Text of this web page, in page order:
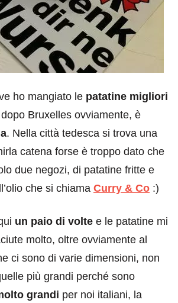
ho mangiato le patatine migliori
Bruxelles ovviamente, è
. Nella città tedesca si trova una
catena forse è troppo dato che
due negozi, di patatine fritte e
che si chiama Curry & Co :)
un paio di volte e le patatine mi
molto, oltre ovviamente al
ci sono di varie dimensioni, non
più grandi perché sono
grandi per noi italiani, la